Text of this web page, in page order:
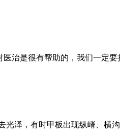
治是很有帮助的，我们一定
泽，有时甲板出现纵嵴、横